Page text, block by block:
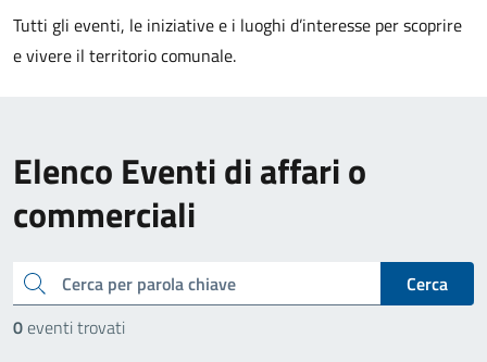
Tutti gli eventi, le iniziative e i luoghi d’interesse per scoprire
e vivere il territorio comunale.
Elenco Eventi di affari o
commerciali
cerca
Cerca
0eventi trovati